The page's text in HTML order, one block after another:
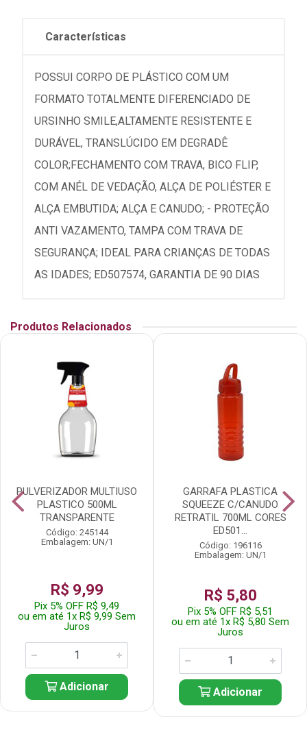
Características
POSSUI CORPO DE PLÁSTICO COM UM
FORMATO TOTALMENTE DIFERENCIADO DE
URSINHO SMILE,ALTAMENTE RESISTENTE E
DURÁVEL, TRANSLÚCIDO EM DEGRADÊ
COLOR;FECHAMENTO COM TRAVA, BICO FLIP,
COM ANÉL DE VEDAÇÃO, ALÇA DE POLIÉSTER E
ALÇA EMBUTIDA; ALÇA E CANUDO; - PROTEÇÃO
ANTI VAZAMENTO, TAMPA COM TRAVA DE
SEGURANÇA; IDEAL PARA CRIANÇAS DE TODAS
AS IDADES; ED507574, GARANTIA DE 90 DIAS
Produtos Relacionados
PULVERIZADOR MULTIUSO
PLASTICO 500ML
TRANSPARENTE
Código: 245144
Embalagem: UN/1
R$ 9,99
Pix 5% OFF R$ 9,49
ou em até 1x R$ 9,99 Sem
Juros
Adicionar
GARRAFA PLASTICA
SQUEEZE C/CANUDO
RETRATIL 700ML CORES
ED501...
Código: 196116
Embalagem: UN/1
R$ 5,80
Pix 5% OFF R$ 5,51
ou em até 1x R$ 5,80 Sem
Juros
Adicionar